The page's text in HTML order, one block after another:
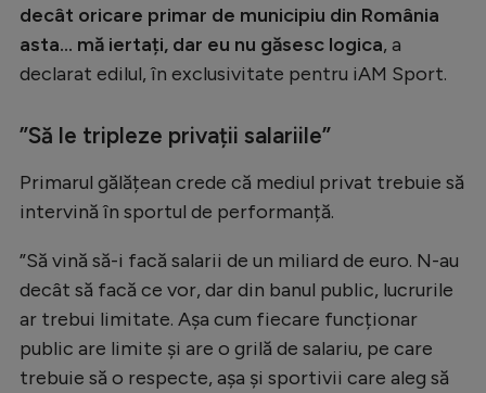
decât oricare primar de municipiu din România
asta... mă iertați, dar eu nu găsesc logica, a
declarat edilul, în exclusivitate pentru iAM Sport.
”Să le tripleze privații salariile”
Primarul gălățean crede că mediul privat trebuie să
intervină în sportul de performanță.
”Să vină să-i facă salarii de un miliard de euro. N-au
decât să facă ce vor, dar din banul public, lucrurile
ar trebui limitate. Așa cum fiecare funcționar
public are limite și are o grilă de salariu, pe care
trebuie să o respecte, așa și sportivii care aleg să